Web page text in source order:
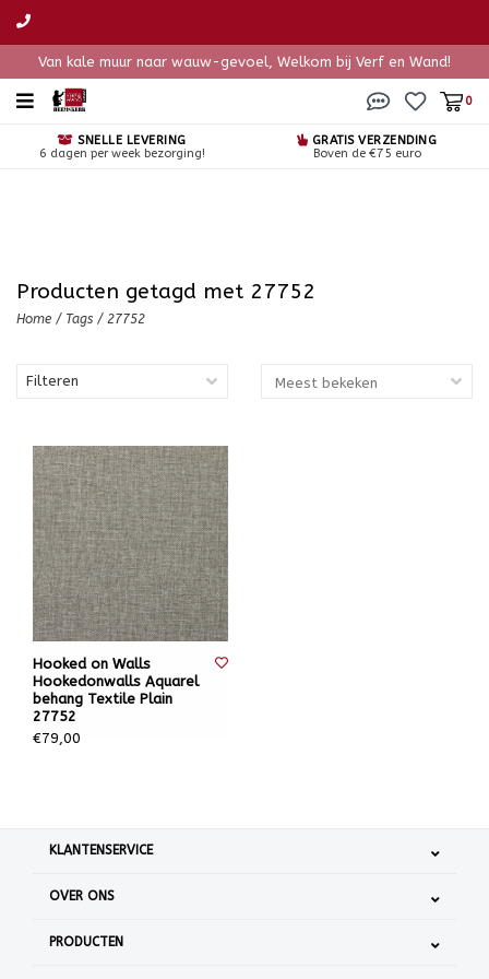
Van kale muur naar wauw-gevoel, Welkom bij Verf en Wand!
0
SNELLE LEVERING
6 dagen per week bezorging!
GRATIS VERZENDING
Boven de €75 euro
Producten getagd met 27752
Home / Tags / 27752
Filteren
Hooked on Walls
Hookedonwalls Aquarel
behang Textile Plain
27752
€79,00
KLANTENSERVICE
OVER ONS
PRODUCTEN